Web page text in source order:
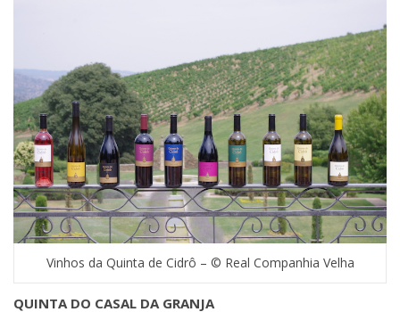
Vinhos da Quinta de Cidrô – © Real Companhia Velha
QUINTA DO CASAL DA GRANJA